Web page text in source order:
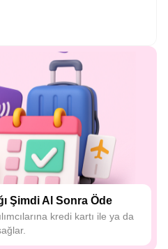
Şimdi Al Sonra Öde
kredi kartı ile ya da